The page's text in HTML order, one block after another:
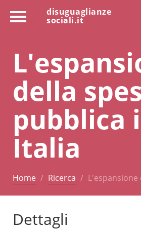
disuguaglianze
sociali.it
della
pubblica
Italia
Home Ricerca L'espansione
Dettagli